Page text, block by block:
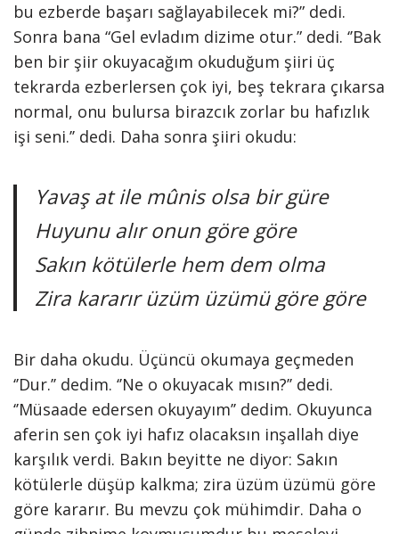
bu ezberde başarı sağlayabilecek mi?” dedi.
Sonra bana “Gel evladım dizime otur.” dedi. ‘’Bak
ben bir şiir okuyacağım okuduğum şiiri üç
tekrarda ezberlersen çok iyi, beş tekrara çıkarsa
normal, onu bulursa birazcık zorlar bu hafızlık
işi seni.’’ dedi. Daha sonra şiiri okudu:
Yavaş at ile mûnis olsa bir güre
Huyunu alır onun göre göre
Sakın kötülerle hem dem olma
Zira kararır üzüm üzümü göre göre
Bir daha okudu. Üçüncü okumaya geçmeden
‘’Dur.’’ dedim. ‘’Ne o okuyacak mısın?’’ dedi.
‘’Müsaade edersen okuyayım’’ dedim. Okuyunca
aferin sen çok iyi hafız olacaksın inşallah diye
karşılık verdi. Bakın beyitte ne diyor: Sakın
kötülerle düşüp kalkma; zira üzüm üzümü göre
göre kararır. Bu mevzu çok mühimdir. Daha o